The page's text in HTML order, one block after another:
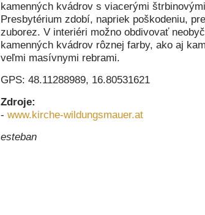
kamenných kvádrov s viacerými
Presbytérium zdobí, napriek poškodeniu,
zuborez. V interiéri možno obdivovať
kamenných kvádrov rôznej farby, ako aj
veľmi masívnymi rebrami.
GPS: 48.11288989, 16.80531621
Zdroje:
-www.kirche-wildungsmauer.at
esteban